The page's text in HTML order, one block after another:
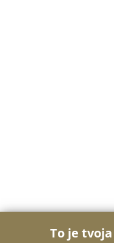
To je